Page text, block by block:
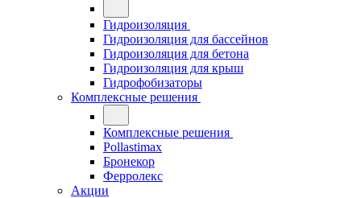
Гидроизоляция
Гидроизоляция для бассейнов
Гидроизоляция для бетона
Гидроизоляция для крыш
Гидрофобизаторы
Комплексные решения
Комплексные решения
Pollastimax
Бронекор
Ферролекс
Акции